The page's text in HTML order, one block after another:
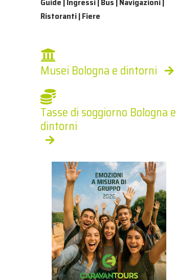
Ristoranti | Fiere
Musei Bologna e dintorni
Tasse di soggiorno Bologna e
dintorni